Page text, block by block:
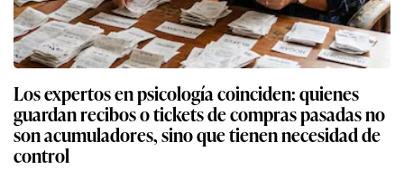
Los expertos en psicología coinciden: quienes
guardan recibos o tickets de compras pasadas no
son acumuladores, sino que tienen necesidad de
control